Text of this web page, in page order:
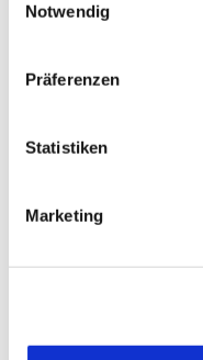
Notwendig
Präferenzen
Statistiken
Marketing